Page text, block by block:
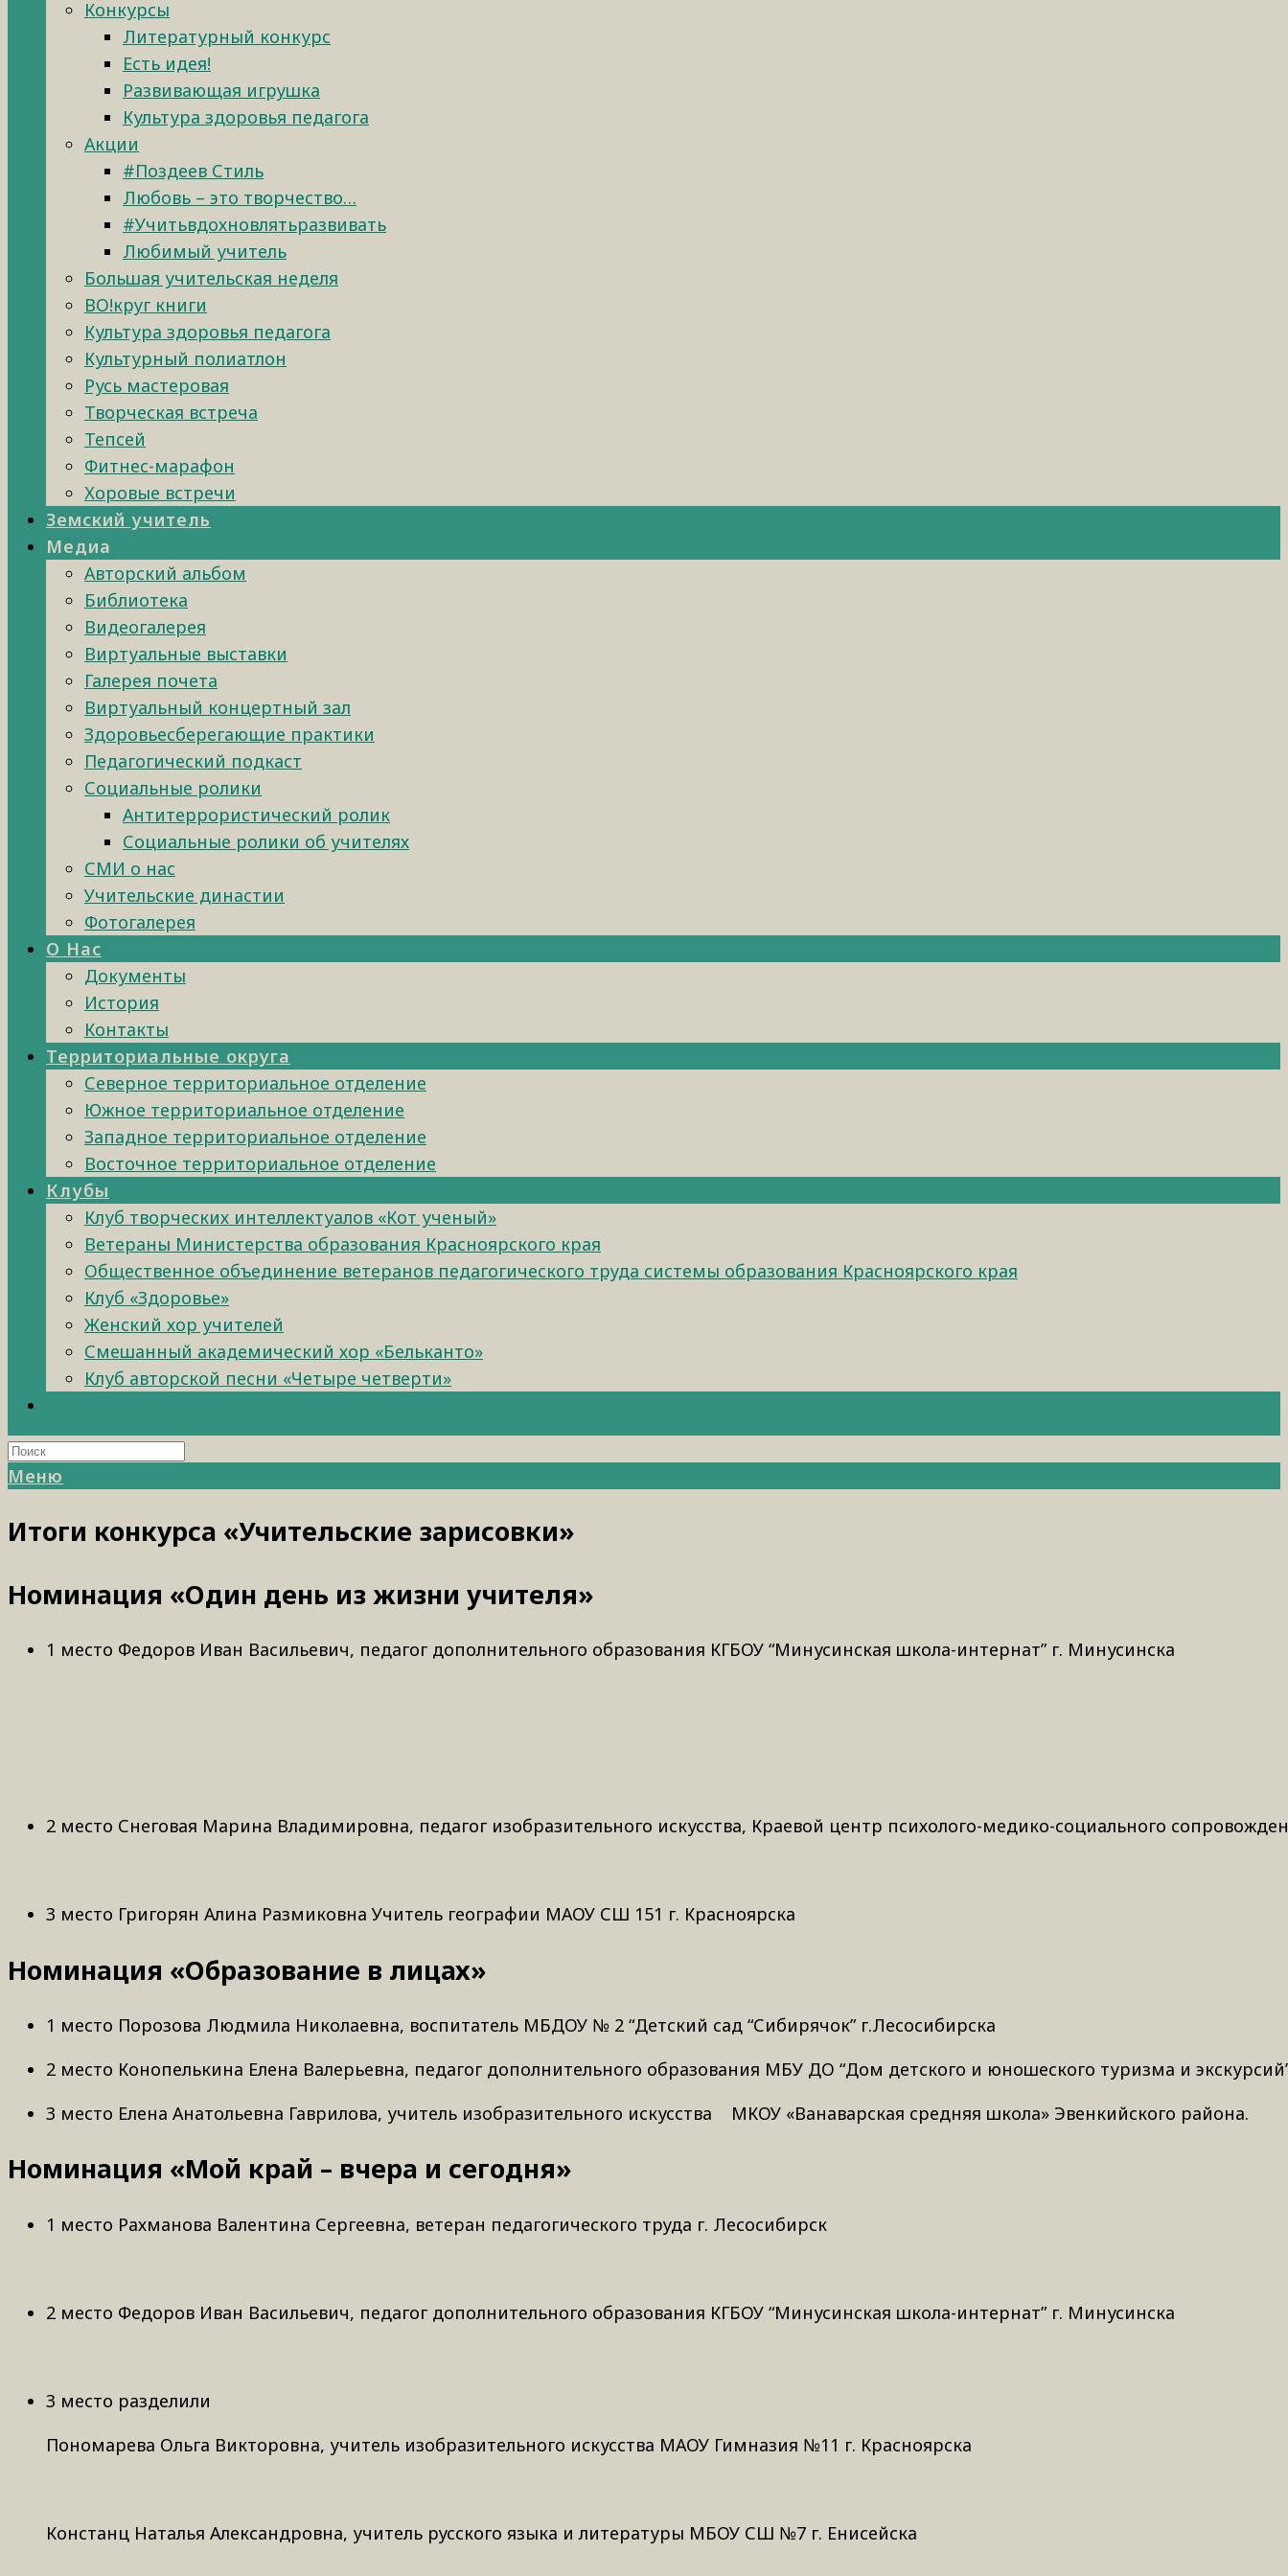
Конкурсы
Литературный конкурс
Есть идея!
Развивающая игрушка
Культура здоровья педагога
Акции
#Поздеев Стиль
Любовь – это творчество…
#Учитьвдохновлятьразвивать
Любимый учитель
Большая учительская неделя
ВО!круг книги
Культура здоровья педагога
Культурный полиатлон
Русь мастеровая
Творческая встреча
Тепсей
Фитнес-марафон
Хоровые встречи
Земский учитель
Медиа
Авторский альбом
Библиотека
Видеогалерея
Виртуальные выставки
Галерея почета
Виртуальный концертный зал
Здоровьесберегающие практики
Педагогический подкаст
Социальные ролики
Антитеррористический ролик
Социальные ролики об учителях
СМИ о нас
Учительские династии
Фотогалерея
О Нас
Документы
История
Контакты
Территориальные округа
Северное территориальное отделение
Южное территориальное отделение
Западное территориальное отделение
Восточное территориальное отделение
Клубы
Клуб творческих интеллектуалов «Кот ученый»
Ветераны Министерства образования Красноярского края
Общественное объединение ветеранов педагогического труда системы образования Красноярского края
Клуб «Здоровье»
Женский хор учителей
Смешанный академический хор «Бельканто»
Клуб авторской песни «Четыре четверти»
Меню
Итоги конкурса «Учительские зарисовки»
Номинация «Один день из жизни учителя»
1 место Федоров Иван Васильевич, педагог дополнительного образования КГБОУ “Минусинская школа-интернат” г. Минусинска
2 место Снеговая Марина Владимировна, педагог изобразительного искусства, Краевой центр психолого-медико-социального
3 место Григорян Алина Размиковна Учитель географии МАОУ СШ 151 г. Красноярска
Номинация «Образование в лицах»
1 место Порозова Людмила Николаевна, воспитатель МБДОУ № 2 “Детский сад “Сибирячок” г.Лесосибирска
2 место Конопелькина Елена Валерьевна, педагог дополнительного образования МБУ ДО “Дом детского и юношеского туризма и
3 место Елена Анатольевна Гаврилова, учитель изобразительного искусства МКОУ «Ванаварская средняя школа» Эвенкийского района.
Номинация «Мой край – вчера и сегодня»
1 место Рахманова Валентина Сергеевна, ветеран педагогического труда г. Лесосибирск
2 место Федоров Иван Васильевич, педагог дополнительного образования КГБОУ “Минусинская школа-интернат” г. Минусинска
3 место разделили
Пономарева Ольга Викторовна, учитель изобразительного искусства МАОУ Гимназия №11 г. Красноярска
Констанц Наталья Александровна, учитель русского языка и литературы МБОУ СШ №7 г. Енисейска